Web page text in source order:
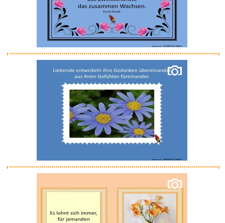
3D Conformal Radiation
Therapy...
Anzeige
BMW R 1200 GS: Wartung,
Pflege...
Anzeige
GloboFleet Card Control Set - ...
Anzeige